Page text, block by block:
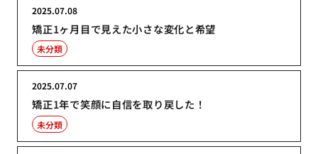
矯正1ヶ月目で見えた小さな変化と希望
2025.07.08
未分類
矯正1年で笑顔に自信を取り戻した！
2025.07.07
未分類